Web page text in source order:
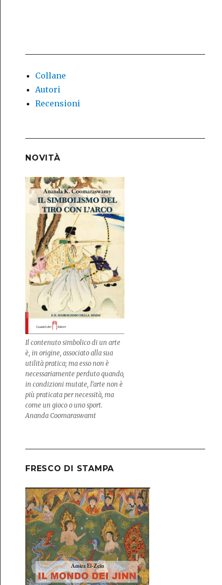
Collane
Autori
Recensioni
NOVITÀ
Il contenuto simbolico di un arte
è, in origine, associato alla sua
utilità pratica; ma esso non è
necessariamente perduto quando,
in condizioni mutate, l’arte non è
più praticata per necessità, ma
come un gioco o uno sport.
Ananda Coomaraswamt
FRESCO DI STAMPA